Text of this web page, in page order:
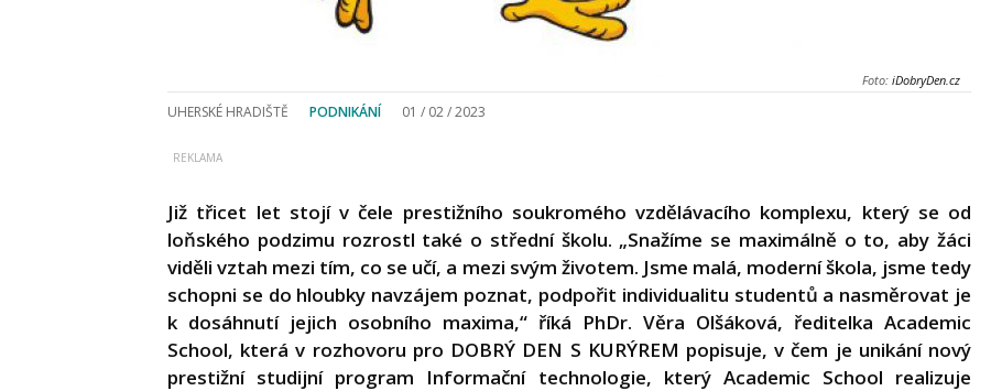
Foto: iDobryDen.cz
UHERSKÉ HRADIŠTĚ PODNIKÁNÍ 01 / 02 / 2023
Již třicet let stojí v čele prestižního soukromého vzdělávacího komplexu, který se od
loňského podzimu rozrostl také o střední školu. „Snažíme se maximálně o to, aby žáci
viděli vztah mezi tím, co se učí, a mezi svým životem. Jsme malá, moderní škola, jsme tedy
schopni se do hloubky navzájem poznat, podpořit individualitu studentů a nasměrovat je
k dosáhnutí jejich osobního maxima,“ říká PhDr. Věra Olšáková, ředitelka Academic
School, která v rozhovoru pro DOBRÝ DEN S KURÝREM popisuje, v čem je unikání nový
prestižní studijní program Informační technologie, který Academic School realizuje